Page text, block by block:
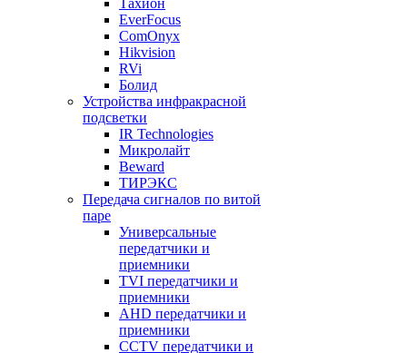
Тахион
EverFocus
ComOnyx
Hikvision
RVi
Болид
Устройства инфракрасной
подсветки
IR Technologies
Микролайт
Beward
ТИРЭКС
Передача сигналов по витой
паре
Универсальные
передатчики и
приемники
TVI передатчики и
приемники
AHD передатчики и
приемники
CCTV передатчики и